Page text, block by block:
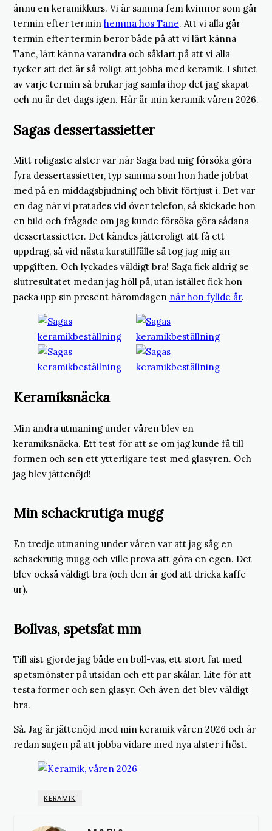
ännu en keramikkurs. Vi är samma fem kvinnor som går
termin efter termin hemma hos Tane. Att vi alla går
termin efter termin beror både på att vi lärt känna
Tane, lärt känna varandra och såklart på att vi alla
tycker att det är så roligt att jobba med keramik. I slutet
av varje termin så brukar jag samla ihop det jag skapat
och nu är det dags igen. Här är min keramik våren 2026.
Sagas dessertassietter
Mitt roligaste alster var när Saga bad mig försöka göra
fyra dessertassietter, typ samma som hon hade jobbat
med på en middagsbjudning och blivit förtjust i. Det var
en dag när vi pratades vid över telefon, så skickade hon
en bild och frågade om jag kunde försöka göra sådana
dessertassietter. Det kändes jätteroligt att få ett
uppdrag, så vid nästa kurstillfälle så tog jag mig an
uppgiften. Och lyckades väldigt bra! Saga fick aldrig se
slutresultatet medan jag höll på, utan istället fick hon
packa upp sin present häromdagen när hon fyllde år.
Keramiksnäcka
Min andra utmaning under våren blev en
keramiksnäcka. Ett test för att se om jag kunde få till
formen och sen ett ytterligare test med glasyren. Och
jag blev jättenöjd!
Min schackrutiga mugg
En tredje utmaning under våren var att jag såg en
schackrutig mugg och ville prova att göra en egen. Det
blev också väldigt bra (och den är god att dricka kaffe
ur).
Bollvas, spetsfat mm
Till sist gjorde jag både en boll-vas, ett stort fat med
spetsmönster på utsidan och ett par skålar. Lite för att
testa former och sen glasyr. Och även det blev väldigt
bra.
Så. Jag är jättenöjd med min keramik våren 2026 och är
redan sugen på att jobba vidare med nya alster i höst.
KERAMIK